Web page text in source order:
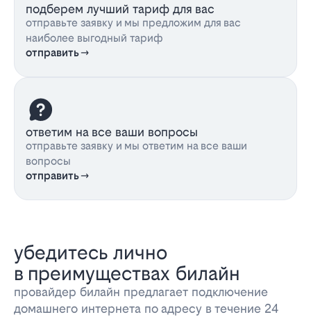
подберем лучший тариф для вас
отправьте заявку и мы предложим для вас
наиболее выгодный тариф
отправить
ответим на все ваши вопросы
отправьте заявку и мы ответим на все ваши
вопросы
отправить
убедитесь лично
в преимуществах билайн
провайдер билайн предлагает подключение
домашнего интернета по адресу в течение 24